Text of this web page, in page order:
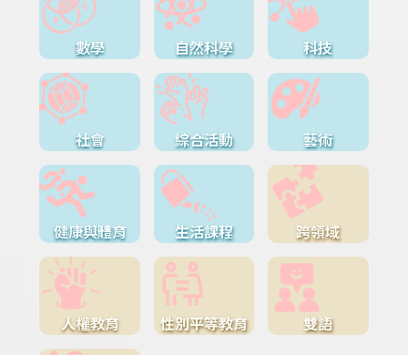
數學 自然科學 科技
社會 綜合活動 藝術
健康與體育 生活課程 跨領域
人權教育 性別平等教育 雙語